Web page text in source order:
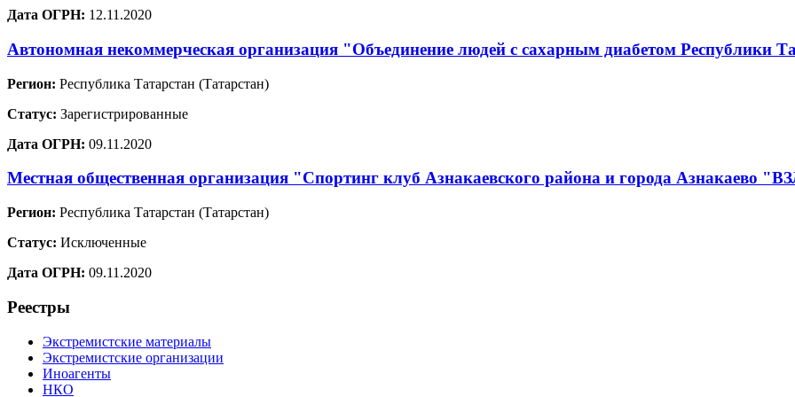
Дата ОГРН: 12.11.2020
Автономная некоммерческая организация "Объединение людей с сахарным диабетом Республики
Регион: Республика Татарстан (Татарстан)
Статус: Зарегистрированные
Дата ОГРН: 09.11.2020
Местная общественная организация "Спортинг клуб Азнакаевского района и города Азнакаево
Регион: Республика Татарстан (Татарстан)
Статус: Исключенные
Дата ОГРН: 09.11.2020
Реестры
Экстремистские материалы
Экстремистские организации
Иноагенты
НКО